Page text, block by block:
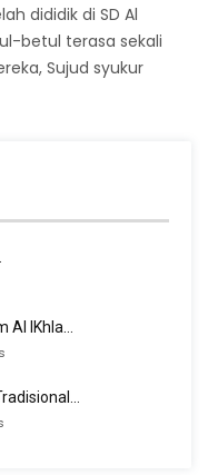
dididik di SD Al
betul terasa sekali
Sujud syukur
Al IKhla…